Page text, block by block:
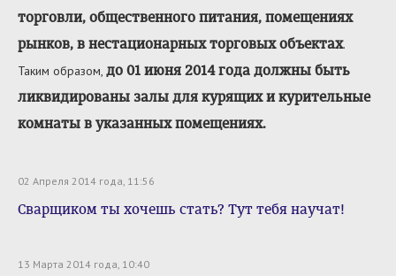
торговли, общественного питания, помещениях
рынков, в нестационарных торговых объектах.
Таким образом, до 01 июня 2014 года должны быть
ликвидированы залы для курящих и курительные
комнаты в указанных помещениях.
02 Апреля 2014 года, 11:56
Сварщиком ты хочешь стать? Тут тебя научат!
13 Марта 2014 года, 10:40